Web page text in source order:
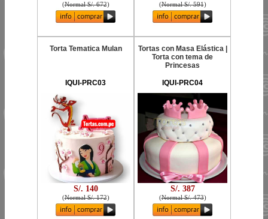
(Normal S/. 672) (Normal S/. 591)
Torta Tematica Mulan
IQUI-PRC03
S/. 140
(Normal S/. 172)
Tortas con Masa Elástica |
Torta con tema de
Princesas
IQUI-PRC04
S/. 387
(Normal S/. 473)